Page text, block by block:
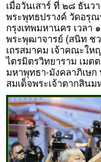
เมื่อวันเสาร์ ที่ ๒๘ ธัน
พระพุทธปรางค์ วัดอรุ
กรุงเทพมหานคร เวลา
พระพุฒาจารย์ (สนิท ช
เถรสมาคม เจ้าคณะให
ไตรมิตรวิทยาราม เมต
มหาพุทธา-มังคลาภิเษ
สมเด็จพระเจ้าตากสินม